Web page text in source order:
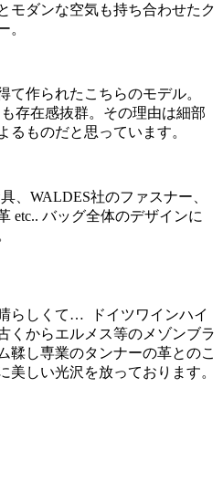
モダンな空気も持ち合わせたク
。
て作られたこちらのモデル。
存在感抜群。その理由は細部
るものだと思っています。
、WALDES社のファスナー、
etc.. バッグ全体のデザインに
らしくて… ドイツワインハイ
くからエルメス等のメゾンブラ
鞣し専業のタンナーの革とのこ
美しい光沢を放っております。